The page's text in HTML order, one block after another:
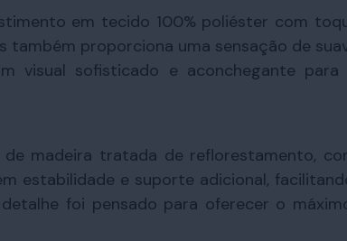
em tecido 100% poliéster com
proporciona uma sensação de
visual sofisticado e aconchegante
madeira tratada de reflorestamento,
estabilidade e suporte adicional,
foi pensado para oferecer o